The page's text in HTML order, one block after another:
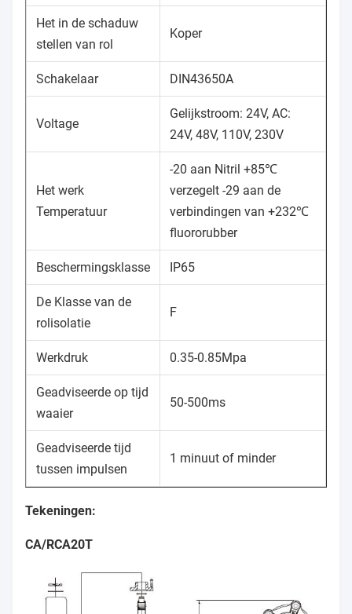
Het in de schaduw
stellen van rol
Koper
Schakelaar DIN43650A
Voltage
Gelijkstroom: 24V, AC:
24V, 48V, 110V, 230V
Het werk
Temperatuur
-20 aan Nitril +85℃
verzegelt -29 aan de
verbindingen van +232℃
fluororubber
Beschermingsklasse IP65
De Klasse van de
rolisolatie
F
Werkdruk 0.35-0.85Mpa
Geadviseerde op tijd
waaier
50-500ms
Geadviseerde tijd
tussen impulsen
1 minuut of minder
Tekeningen:
CA/RCA20T